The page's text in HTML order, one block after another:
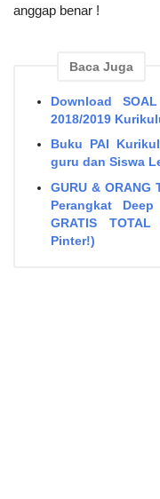
anggap benar !
Baca Juga
Download
2018/2019
Buku PAI
guru dan Siswa
GURU & ORANG
Perangkat
GRATIS
Pinter!)